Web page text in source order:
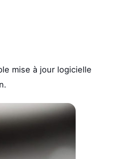
mise à jour logicielle